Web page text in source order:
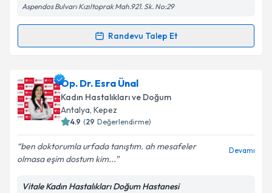
Kişisel verilerimin işlenmesine ilişkin
Metni'ni okudum ve kişisel verilerimin belirtilen
kapsamda işlenmesini kabul ediyorum.
Aspendos Bulvarı Kızıltoprak Mah.921. Sk. No:29
Randevu Talep Et
Randevu Takvimi Talebi
Prof. Dr. Seyide Soysaliçin randevu takvimi talebi
oluşturun. Size bu uzmandan randevu almanız için bir
takvim hazırlandığında e-posta ile bilgilendireceğiz.
Kişisel verilerimin işlenmesine ilişkin
Op. Dr. Esra Ünal
Kadın Hastalıkları ve Doğum
Antalya, Kepez
4.9 (29 Değerlendirme)
ben doktorumla urfada tanıştım. ah mesafeler
olmasa eşim dostum kim...
Devamı
Vitale Kadın Hastalıkları Doğum Hastanesi